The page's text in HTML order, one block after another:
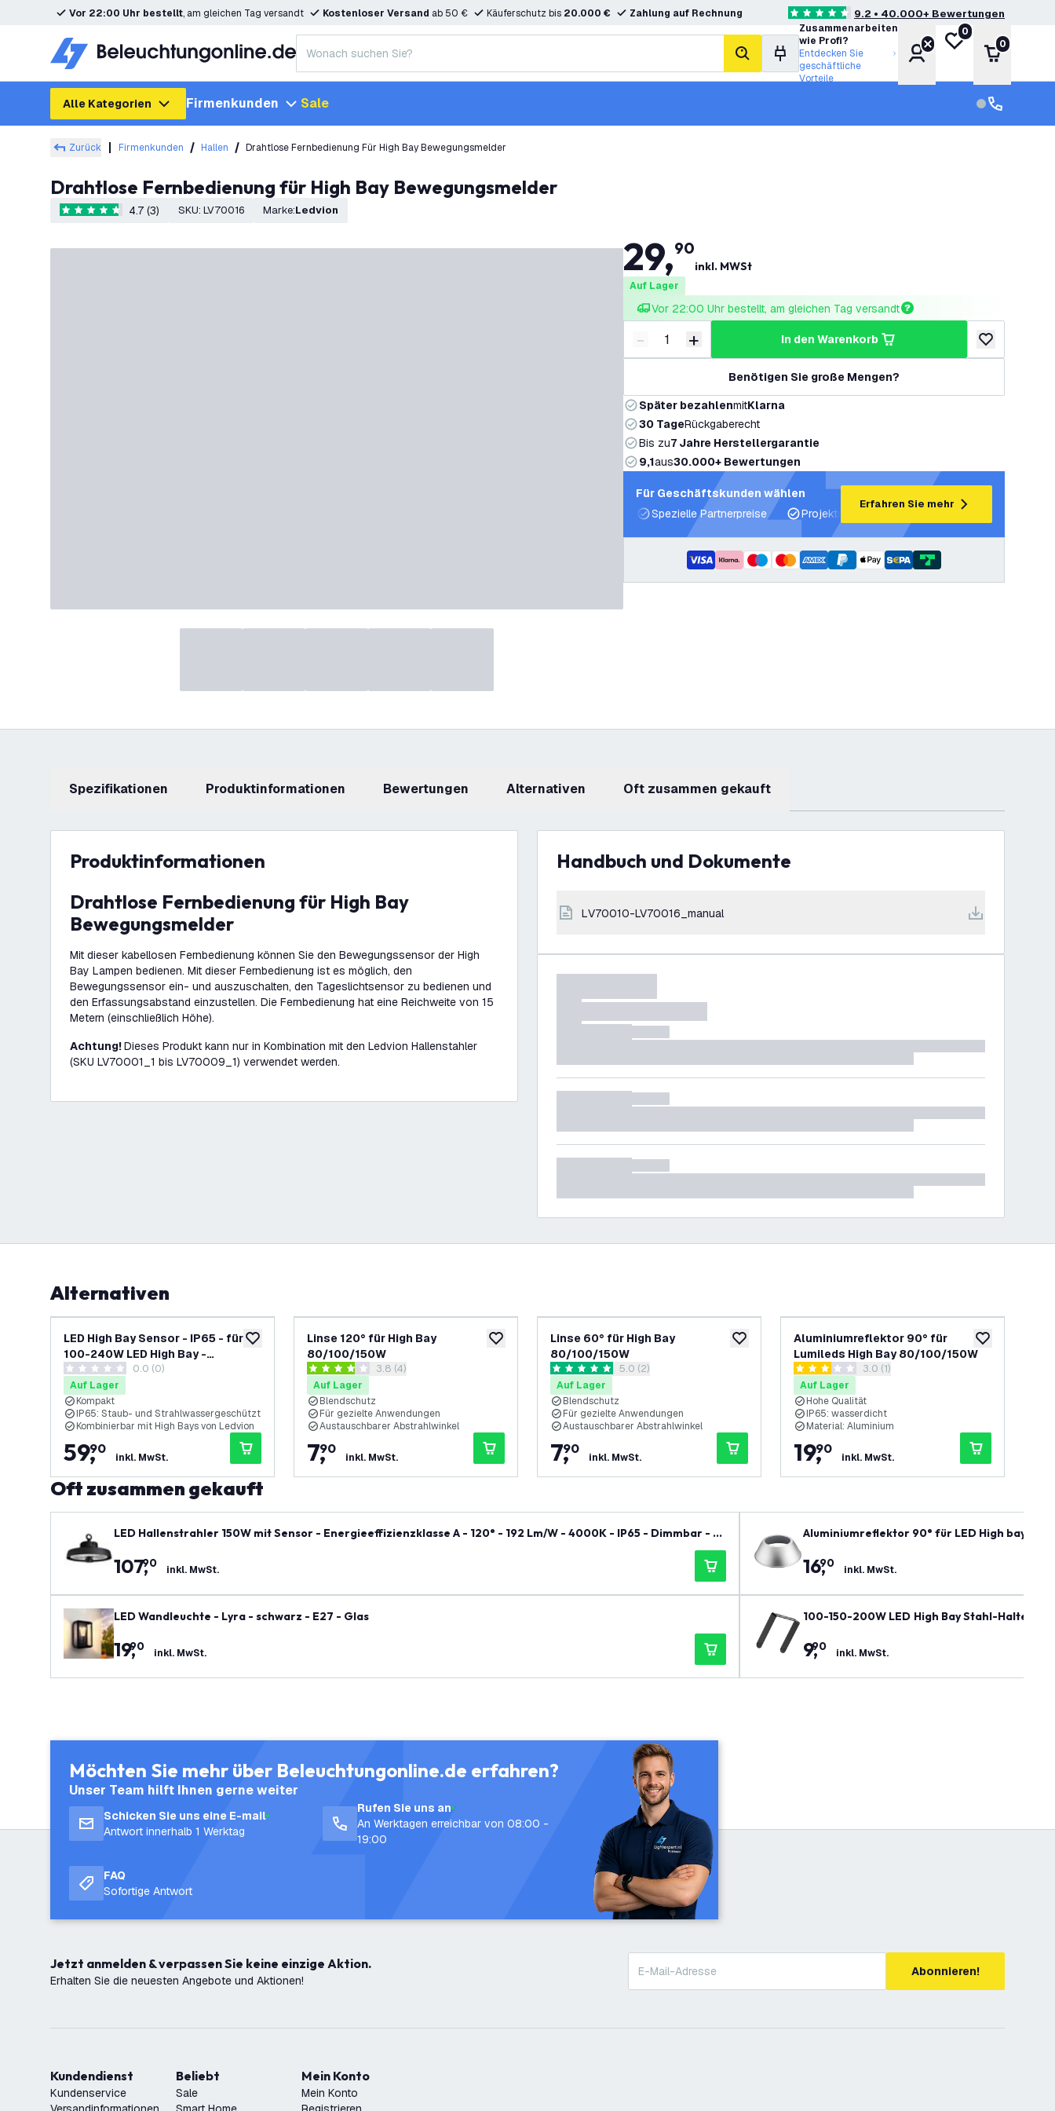
Vor 22:00 Uhr bestellt, am gleichen Tag versandt Kostenloser Versand ab 50 € Käuferschutz bis 20.000 € Zahlung auf Rechnung 4.6 Bewertungssterne9.2 • 40.000+ Bewertungen
Suche
Zusammenarbeiten
wie Profi?
Entdecken Sie
geschäftliche
Vorteile
Konto
Meine Wunschliste
0
Warenkorb
0
Alle Kategorien Firmenkunden Sale
Zurück Firmenkunden Hallen Drahtlose Fernbedienung Für High Bay Bewegungsmelder
Drahtlose Fernbedienung für High Bay Bewegungsmelder
4.7 Bewertungssterne
4.7 (3) SKU: LV70016 Marke: Ledvion
29,90
inkl. MWSt
Auf Lager
Vor 22:00 Uhr bestellt, am gleichen Tag versandt
Menge verringern
- Menge erhöhen
+ in den Warenkorb
zur
Benötigen Sie große Mengen?
Später bezahlenmitKlarna
30 TageRückgaberecht
Bis zu7 Jahre Herstellergarantie
9,1aus30.000+ Bewertungen
Für Geschäftskunden wählen
Spezielle Partnerpreise
Projektunterstützung und Lichtpläne
Erfahren Sie mehr
Spezifikationen Produktinformationen Bewertungen Alternativen Oft zusammen gekauft
Produktinformationen
Drahtlose Fernbedienung für High Bay
Bewegungsmelder
Mit dieser kabellosen Fernbedienung können Sie den Bewegungssensor der High
Bay Lampen bedienen. Mit dieser Fernbedienung ist es möglich, den
Bewegungssensor ein- und auszuschalten, den Tageslichtsensor zu bedienen und
den Erfassungsabstand einzustellen. Die Fernbedienung hat eine Reichweite von 15
Metern (einschließlich Höhe).
Achtung!Dieses Produkt kann nur in Kombination mit den Ledvion Hallenstahler
(SKU LV70001_1 bis LV70009_1) verwendet werden.
Handbuch und Dokumente
LV70010-LV70016_manual
Alternativen
zur Wunschliste hinzufügen
LED High Bay Sensor - IP65 - für
100-240W LED High Bay -
Bewegungsmelder
0 Bewertungssterne
0.0 (0)
Auf Lager
Kompakt
IP65: Staub- und Strahlwassergeschützt
Kombinierbar mit High Bays von Ledvion
59,
90
inkl. MwSt.
zur Wunschliste hinzufügen
Linse 120° für High Bay
80/100/150W
Bewertungsbereich öffnen
3.8 Bewertungssterne
3.8 (4)
Auf Lager
Blendschutz
Für gezielte Anwendungen
Austauschbarer Abstrahlwinkel
7,
90
inkl. MwSt.
zur Wunschliste hinzufügen
Linse 60° für High Bay
80/100/150W
Bewertungsbereich öffnen
5 Bewertungssterne
5.0 (2)
Auf Lager
Blendschutz
Für gezielte Anwendungen
Austauschbarer Abstrahlwinkel
7,
90
inkl. MwSt.
zur
Aluminiumreflektor 90° für
Lumileds High Bay 80/100/150W
Bewertungsbereich öffnen
3 Bewertungssterne
3.0 (1)
Auf Lager
Hohe Qualität
IP65: wasserdicht
Material: Aluminium
19,
90
inkl. MwSt.
Oft zusammen gekauft
LED Hallenstrahler 150W mit Sensor - Energieeffizienzklasse A - 120° - 192 Lm/W - 4000K - IP65 - Dimmbar - 5
107,
90 inkl. MwSt.
LED Wandleuchte - Lyra - schwarz - E27 - Glas
19,
90 inkl. MwSt.
Aluminiumreflektor 90° für LED High bay 100
16,
90 inkl. MwSt.
100-150-200W LED High Bay
9,
90 inkl. MwSt.
Möchten Sie mehr über Beleuchtungonline.de erfahren?
Unser Team hilft Ihnen gerne weiter
Schicken Sie uns eine E-mail
Antwort innerhalb 1 Werktag
Rufen Sie uns an
An Werktagen erreichbar von 08:00 -
19:00
FAQ
Sofortige Antwort
Jetzt anmelden & verpassen Sie keine einzige Aktion.
Erhalten Sie die neuesten Angebote und Aktionen!
Abonnieren!
Kundendienst
Kundenservice
Beliebt
Sale
Mein Konto
Mein Konto